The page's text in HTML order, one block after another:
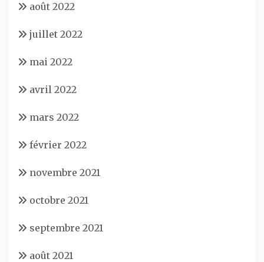
août 2022
juillet 2022
mai 2022
avril 2022
mars 2022
février 2022
novembre 2021
octobre 2021
septembre 2021
août 2021